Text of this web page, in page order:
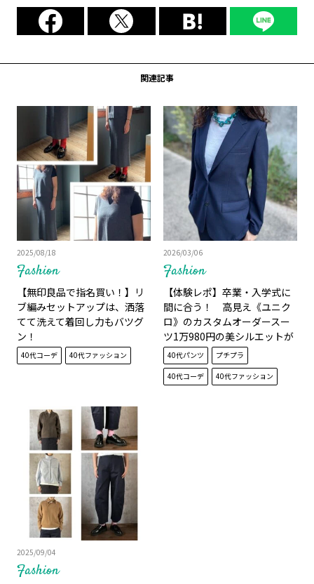
関連記事
Fashion
2025/08/18
【無印良品で指名買い！】リ
ブ編みセットアップは、洒落
てて洗えて着回し力もバツグ
ン！
40代コーデ 40代ファッション
Fashion
2026/03/06
【体験レポ】卒業・入学式に
間に合う！ 高見え《ユニク
ロ》のカスタムオーダースー
ツ1万980円の美シルエットが
40代にオススメの理由
40代パンツ
プチプラ
40代コーデ
40代ファッション
Fashion
2025/09/04